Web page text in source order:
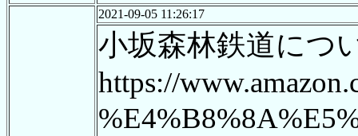
2021-09-05 11:26:17
小坂森林鉄道につ
https://